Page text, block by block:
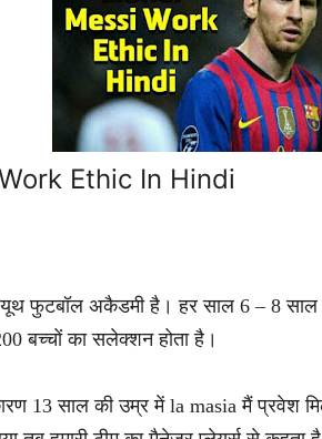
Ethic In Hindi
यूथ फुटबॉल अकैडमी है। हर साल 6 – 8
बच्चों का सलेक्शन होता है।
13 साल की उम्र में la masia मैं प्रवेश